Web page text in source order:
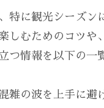
特に観光シーズン
しむためのコツや
つ情報を以下の一
雑の波を上手に避